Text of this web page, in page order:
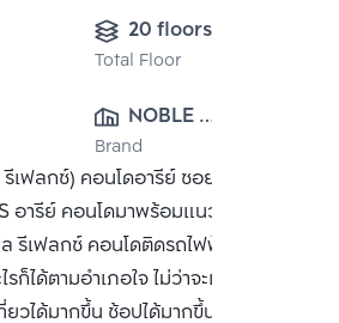
20 floors
Total Floor
NOBLE
DEVELOPMENT
PUBLIC CO.,
LTD.
Brand
ฟลกซ์) คอนโดอารีย์ ซอยพหลโยธิน 7
อารีย์ คอนโดมาพร้อมแนวคิดอิสระแห่ง
รีเฟลกซ์ คอนโดติดรถไฟฟ้าให้คุณมี
ก็ได้ตามอำเภอใจ ไม่ว่าจะเป็น นอนได้
วได้มากขึ้น ช้อปได้มากขึ้น กับคอนโดที่